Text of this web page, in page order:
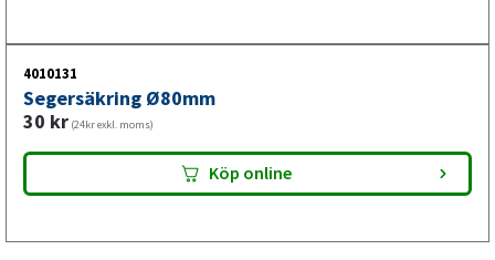
4010131
Segersäkring Ø80mm
30 kr (24kr exkl. moms)
Köp online